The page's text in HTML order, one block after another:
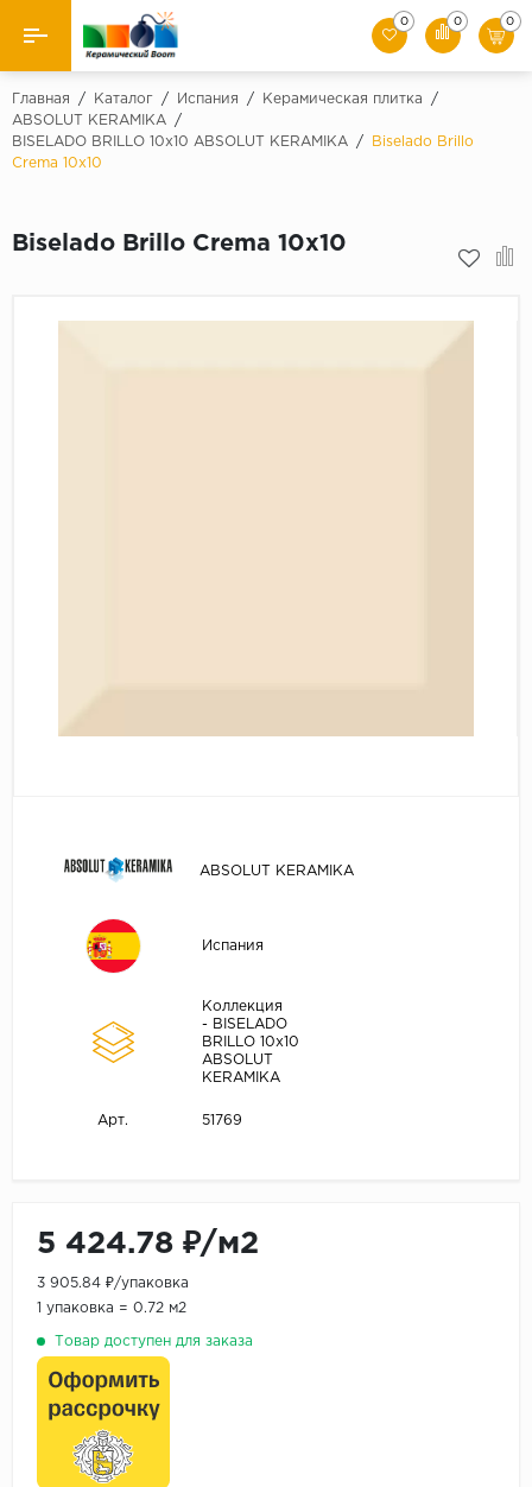
Назад
Производители
Керамогранит
0 0 0
Главная / Каталог / Испания / Керамическая плитка
/
ABSOLUT KERAMIKA
/
BISELADO BRILLO 10x10 ABSOLUT KERAMIKA
/
Biselado Brillo
Crema 10x10
Biselado Brillo Crema 10x10
ABSOLUT KERAMIKA
Испания
Коллекция
- BISELADO
BRILLO 10x10
ABSOLUT
KERAMIKA
Арт. 51769
5 424.78 ₽/м2
3 905.84 ₽/упаковка
1 упаковка = 0.72 м2
Товар доступен для заказа